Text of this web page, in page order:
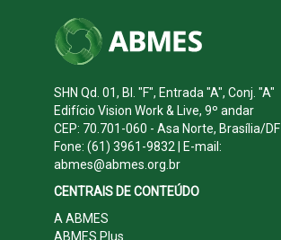
SHN Qd. 01, Bl. "F", Entrada "A", Conj. "A"
Edifício Vision Work & Live, 9º andar
CEP: 70.701-060 - Asa Norte, Brasília/DF
Fone: (61) 3961-9832 | E-mail:
abmes@abmes.org.br
CENTRAIS DE CONTEÚDO
A ABMES
ABMES Plus